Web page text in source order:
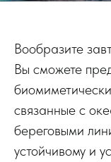
Вообразите
Вы сможете
связанные с
береговыми
устойчивому и